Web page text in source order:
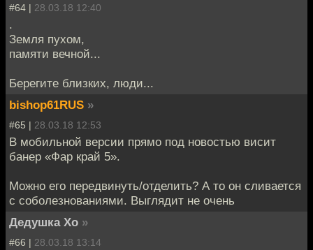
#64 | 28.03.18 12:40
.
Земля пухом,
памяти вечной...
Берегите близких, люди...
bishop61RUS »
#65 | 28.03.18 12:53
В мобильной версии прямо под новостью висит
банер «Фар край 5».
Можно его передвинуть/отделить? А то он сливается
с соболезнованиями. Выглядит не очень
Дедушка Хо »
#66 | 28.03.18 13:14